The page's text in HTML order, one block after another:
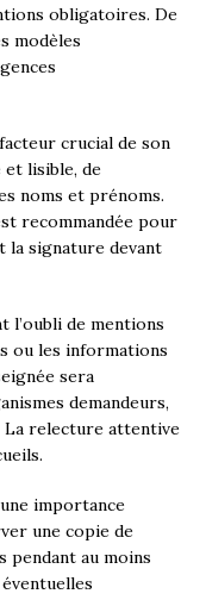
obligatoires. De
modèles
crucial de son
lisible, de
noms et prénoms.
recommandée pour
la signature devant
l’oubli de mentions
ou les informations
sera
demandeurs,
La relecture attentive
importance
une copie de
pendant au moins